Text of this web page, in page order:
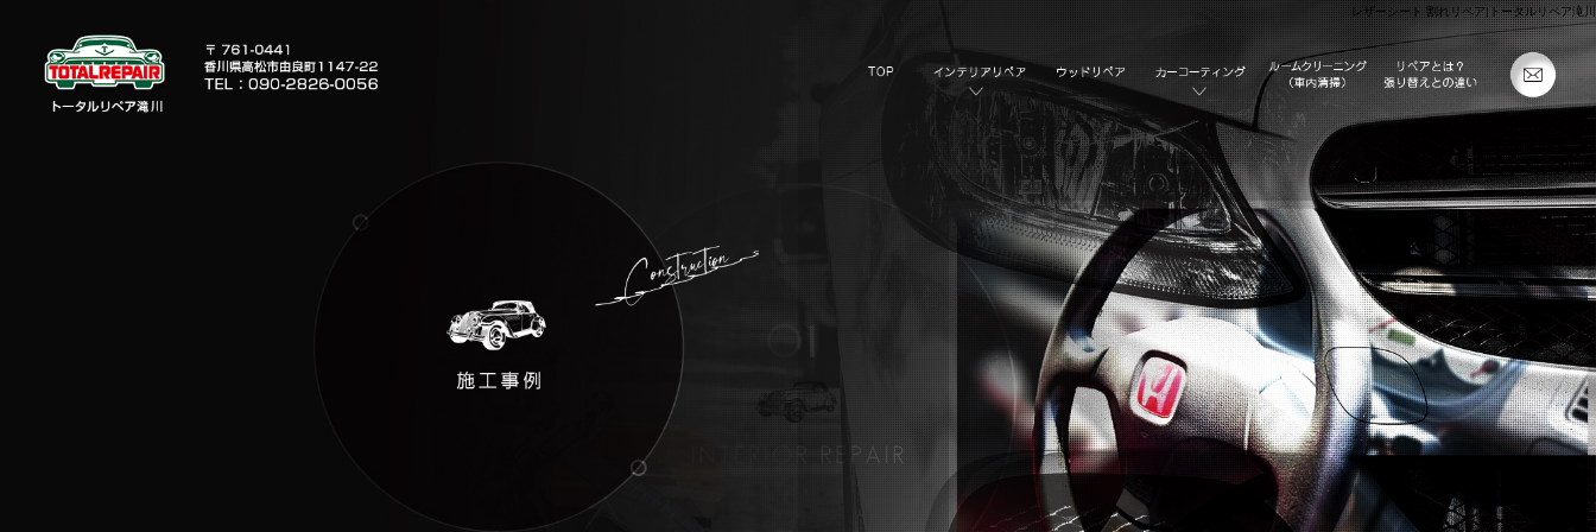
レザーシート 割れリペア|トータルリペア滝川